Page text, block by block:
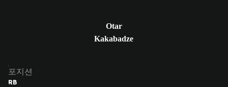
Otar
Kakabadze
포지션
RB